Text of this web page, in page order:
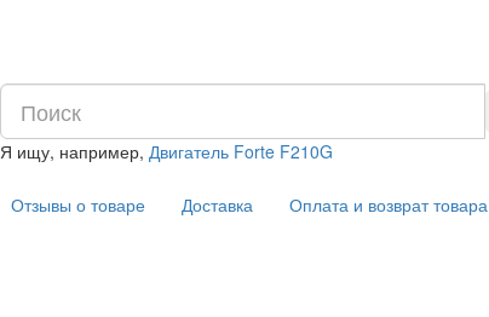
Я ищу, например,Двигатель Forte F210G
Отзывы о товаре Доставка Оплата и возврат товара